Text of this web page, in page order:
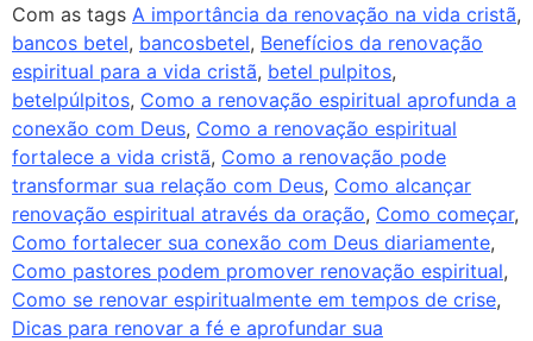
Com as tags A importância da renovação na vida cristã,
bancos betel, bancosbetel, Benefícios da renovação
espiritual para a vida cristã, betel pulpitos,
betelpúlpitos, Como a renovação espiritual aprofunda a
conexão com Deus, Como a renovação espiritual
fortalece a vida cristã, Como a renovação pode
transformar sua relação com Deus, Como alcançar
renovação espiritual através da oração, Como começar,
Como fortalecer sua conexão com Deus diariamente,
Como pastores podem promover renovação espiritual,
Como se renovar espiritualmente em tempos de crise,
Dicas para renovar a fé e aprofundar sua